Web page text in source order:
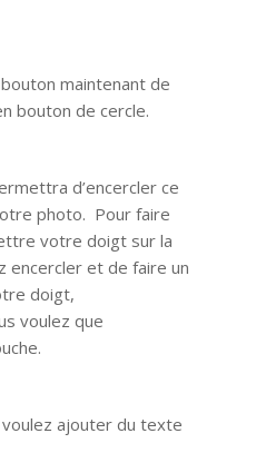
maintenant de
bouton de cercle.
d’encercler ce
photo. Pour faire
votre doigt sur la
encercler et de faire un
doigt,
voulez que
ajouter du texte